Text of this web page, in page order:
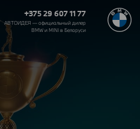
+375 29 607 11 77
АВТОИДЕЯ — официальный дилер
BMW и MINI в Беларуси‎